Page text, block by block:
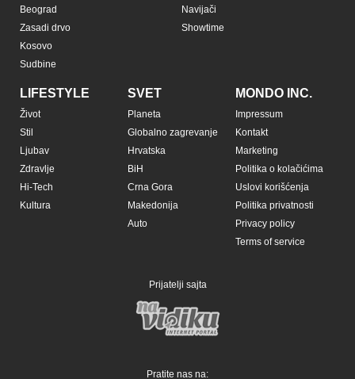
Beograd
Zasadi drvo
Kosovo
Sudbine
Navijači
Showtime
LIFESTYLE
Život
Stil
Ljubav
Zdravlje
Hi-Tech
Kultura
SVET
Planeta
Globalno zagrevanje
Hrvatska
BiH
Crna Gora
Makedonija
Auto
MONDO INC.
Impressum
Kontakt
Marketing
Politika o kolačićima
Uslovi korišćenja
Politika privatnosti
Privacy policy
Terms of service
Prijatelji sajta
Pratite nas na: